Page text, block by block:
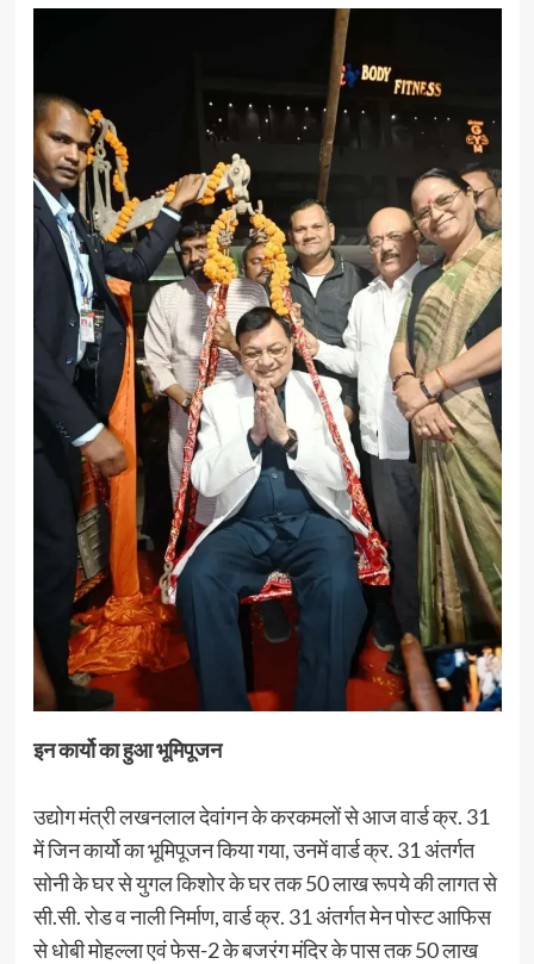
इन कार्यो का हुआ भूमिपूजन
उद्योग मंत्री लखनलाल देवांगन के करकमलों से आज वार्ड क्र. 31
में जिन कार्यो का भूमिपूजन किया गया, उनमें वार्ड क्र. 31 अंतर्गत
सोनी के घर से युगल किशोर के घर तक 50 लाख रूपये की लागत से
सी.सी. रोड व नाली निर्माण, वार्ड क्र. 31 अंतर्गत मेन पोस्ट आफिस
से धोबी मोहल्ला एवं फेस-2 के बजरंग मंदिर के पास तक 50 लाख